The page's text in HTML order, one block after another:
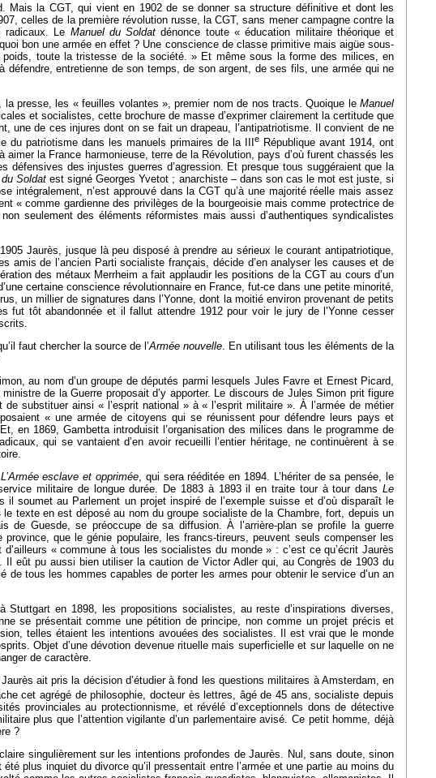
Mais la CGT, qui vient en 1902 de se donner sa structure définitive et dont les
celles de la première révolution russe, la CGT, sans mener campagne contre la
radicaux. Le Manuel du Soldat dénonce toute « éducation militaire théorique et
bon une armée en effet ? Une conscience de classe primitive mais aigüe sous-
poids, toute la tristesse de la société. » Et même sous la forme des milices, en
entretienne de son temps, de son argent, de ses fils, une armée qui ne
la presse, les « feuilles volantes », premier nom de nos tracts. Quoique leManuel
et socialistes, cette brochure de masse d’exprimer clairement la certitude que
une de ces injures dont on se fait un drapeau, l’antipatriotisme. Il convient de ne
patriotisme dans les manuels primaires de la III
eRépublique avant 1914, ont
la France harmonieuse, terre de la Révolution, pays d’où furent chassés les
des injustes guerres d’agression. Et presque tous suggéraient que la
Soldat est signé Georges Yvetot ; anarchiste – dans son cas le mot est juste, si
intégralement, n’est approuvé dans la CGT qu’à une majorité réelle mais assez
« comme gardienne des privilèges de la bourgeoisie mais comme protectrice de
seulement des éléments réformistes mais aussi d’authentiques syndicalistes
Jaurès, jusque là peu disposé à prendre au sérieux le courant antipatriotique,
de l’ancien Parti socialiste français, décide d’en analyser les causes et de
des métaux Merrheim a fait applaudir les positions de la CGT au cours d’un
certaine conscience révolutionnaire en France, fut-ce dans une petite minorité,
un millier de signatures dans l’Yonne, dont la moitié environ provenant de petits
fut tôt abandonnée et il fallut attendre 1912 pour voir le jury de l’Yonne cesser
faut chercher la source de l’Armée nouvelle. En utilisant tous les éléments de la
au nom d’un groupe de députés parmi lesquels Jules Favre et Ernest Picard,
de la Guerre proposait d’y apporter. Le discours de Jules Simon prit figure
substituer ainsi « l’esprit national » à « l’esprit militaire ». À l’armée de métier
« une armée de citoyens qui se réunissent pour défendre leurs pays et
en 1869, Gambetta introduisit l’organisation des milices dans le programme de
qui se vantaient d’en avoir recueilli l’entier héritage, ne continuèrent à se
L’Armée esclave et opprimée, qui sera rééditée en 1894. L’hériter de sa pensée, le
militaire de longue durée. De 1883 à 1893 il en traite tour à tour dansLe
il soumet au Parlement un projet inspiré de l’exemple suisse et d’où disparaît le
texte en est déposé au nom du groupe socialiste de la Chambre, fort, depuis un
de Guesde, se préoccupe de sa diffusion. À l’arrière-plan se profile la guerre
que le génie populaire, les francs-tireurs, peuvent seuls compenser les
« commune à tous les socialistes du monde » : c’est ce qu’écrit Jaurès
eût pu aussi bien utiliser la caution de Victor Adler qui, au Congrès de 1903 du
tous les hommes capables de porter les armes pour obtenir le service d’un an
Stuttgart en 1898, les propositions socialistes, au reste d’inspirations diverses,
se présentait comme une pétition de principe, non comme un projet précis et
telles étaient les intentions avouées des socialistes. Il est vrai que le monde
Objet d’une dévotion devenue rituelle mais superficielle et sur laquelle on ne
de caractère.
ait pris la décision d’étudier à fond les questions militaires à Amsterdam, en
cet agrégé de philosophie, docteur ès lettres, âgé de 45 ans, socialiste depuis
provinciales au protectionnisme, et révélé d’exceptionnels dons de détective
plus que l’attention vigilante d’un parlementaire avisé. Ce petit homme, déjà
?
singulièrement sur les intentions profondes de Jaurès. Nul, sans doute, sinon
plus inquiet du divorce qu’il pressentait entre l’armée et une partie au moins du